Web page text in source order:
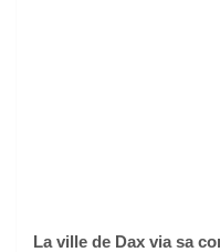
La ville de Dax via sa